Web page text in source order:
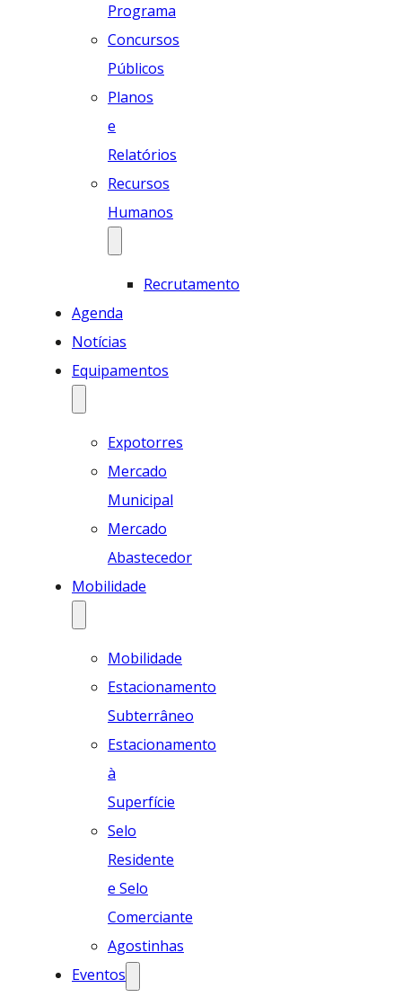
Programa
Concursos
Públicos
Planos
e
Relatórios
Recursos
Humanos
Recrutamento
Agenda
Notícias
Equipamentos
Expotorres
Mercado
Municipal
Mercado
Abastecedor
Mobilidade
Mobilidade
Estacionamento
Subterrâneo
Estacionamento
à
Superfície
Selo
Residente
e Selo
Comerciante
Agostinhas
Eventos